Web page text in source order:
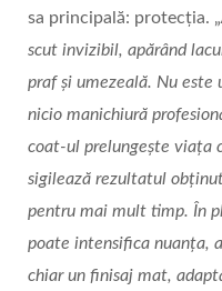
sa principală: protecția. „
scut invizibil, apărând
praf și umezeală. Nu este
nicio manichiură
coat-ul prelungește viața
sigilează rezultatul
pentru mai mult timp. În
poate intensifica nuanța,
chiar un finisaj mat,